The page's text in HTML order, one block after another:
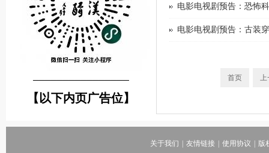
────────────────
【以下内页广告位】
电影电视剧预告：恐怖
电影电视剧预告：古装
首页 上
关于我们 友情链接 使用协议 版